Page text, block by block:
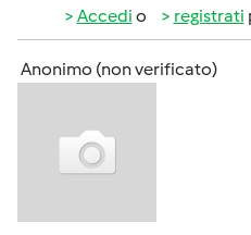
Accedi o registrati
Anonimo (non verificato)